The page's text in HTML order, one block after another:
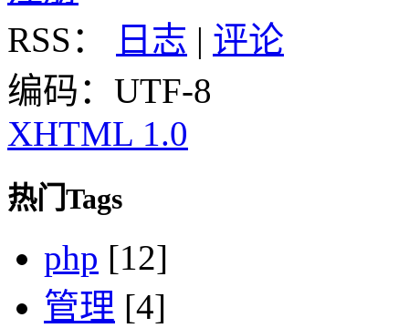
RSS：
日志 | 评论
编码：UTF-8
XHTML 1.0
热门Tags
php [12]
管理 [4]